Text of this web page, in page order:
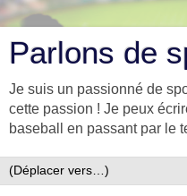
Parlons de
Je suis un passionné de
cette passion ! Je peux
baseball en passant par le